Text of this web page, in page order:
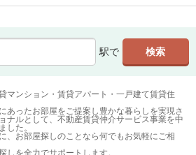
駅で
マンション・賃貸アパート・一戸建て賃貸住
あったお部屋をご提案し豊かな暮らしを実現さ
ナルとして、不動産賃貸仲介サービス事業を中
した。
、お部屋探しのことなら何でもお気軽にご相
しを全力でサポートします。